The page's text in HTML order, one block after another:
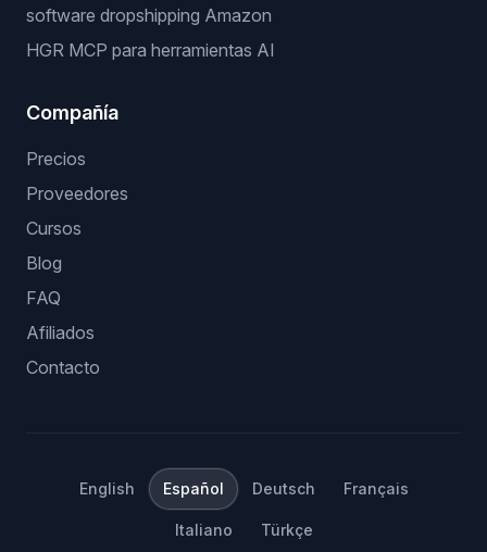
software dropshipping Amazon
HGR MCP para herramientas AI
Compañía
Precios
Proveedores
Cursos
Blog
FAQ
Afiliados
Contacto
English Español Deutsch Français
Italiano Türkçe